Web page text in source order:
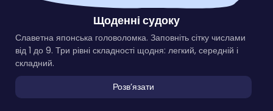
Щоденні судоку
Славетна японська головоломка. Заповніть сітку числами
від 1 до 9. Три рівні складності щодня: легкий, середній і
складний.
Розвʼязати